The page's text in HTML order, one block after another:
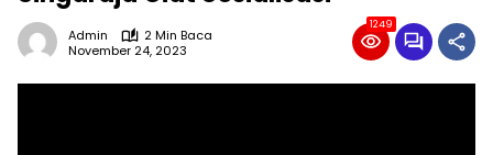
Admin
2 Min Baca
November 24, 2023
1249